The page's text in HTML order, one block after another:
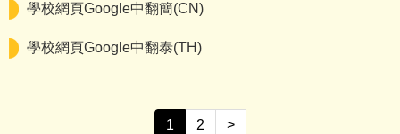
學校網頁Google中翻簡(CN)
學校網頁Google中翻泰(TH)
1 2 >